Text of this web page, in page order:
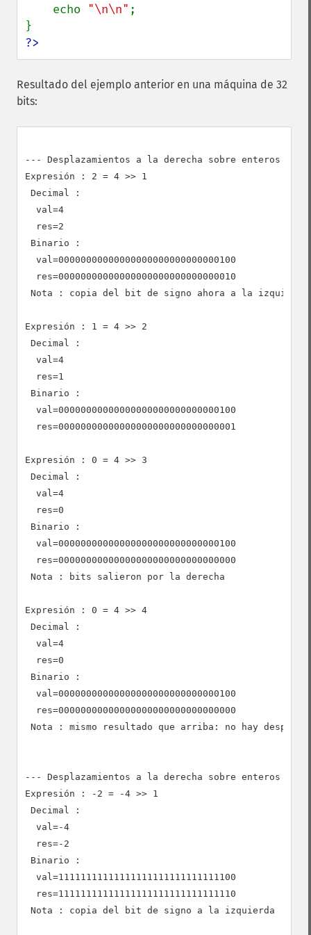
    echo
"\n\n" ;
?>
Resultado del ejemplo anterior en una máquina de 32
bits:
--- Desplazamientos a la derecha sobre enteros
Expresión : 2 = 4 >> 1
Decimal :
  val=4
  res=2
Binario :
  val=00000000000000000000000000000100
  res=00000000000000000000000000000010
Nota : copia del bit de signo ahora a la izquierda
Expresión : 1 = 4 >> 2
Decimal :
  val=4
  res=1
Binario :
  val=00000000000000000000000000000100
  res=00000000000000000000000000000001
Expresión : 0 = 4 >> 3
Decimal :
  val=4
  res=0
Binario :
  val=00000000000000000000000000000100
  res=00000000000000000000000000000000
Nota : bits salieron por la derecha
Expresión : 0 = 4 >> 4
Decimal :
  val=4
  res=0
Binario :
  val=00000000000000000000000000000100
  res=00000000000000000000000000000000
Nota : mismo resultado que arriba: no hay
--- Desplazamientos a la derecha sobre enteros
Expresión : -2 = -4 >> 1
Decimal :
  val=-4
  res=-2
Binario :
  val=11111111111111111111111111111100
  res=11111111111111111111111111111110
Nota : copia del bit de signo a la izquierda